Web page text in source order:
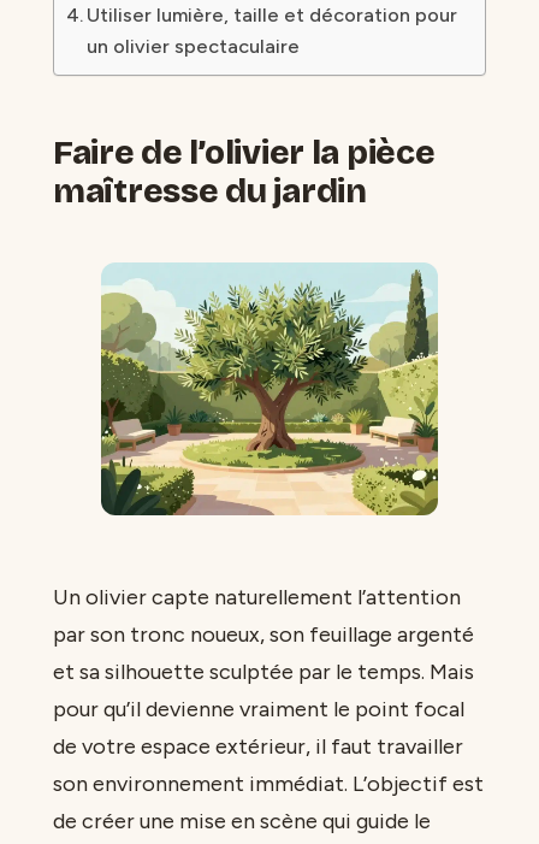
Utiliser lumière, taille et décoration pour
un olivier spectaculaire
Faire de l’olivier la pièce
maîtresse du jardin
Un olivier capte naturellement l’attention
par son tronc noueux, son feuillage argenté
et sa silhouette sculptée par le temps. Mais
pour qu’il devienne vraiment le point focal
de votre espace extérieur, il faut travailler
son environnement immédiat. L’objectif est
de créer une mise en scène qui guide le